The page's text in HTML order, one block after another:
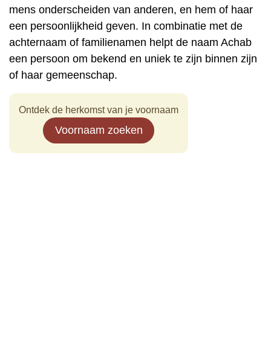
mens onderscheiden van anderen, en hem of haar
een persoonlijkheid geven. In combinatie met de
achternaam of familienamen helpt de naam Achab
een persoon om bekend en uniek te zijn binnen zijn
of haar gemeenschap.
Ontdek de herkomst van je voornaam
Voornaam zoeken